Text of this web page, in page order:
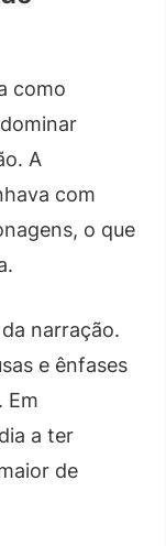
como
A
com
o que
narração.
e ênfases
Em
a ter
de